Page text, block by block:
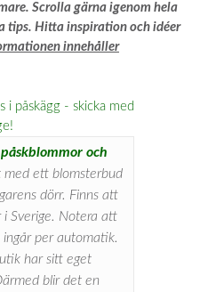
Scrolla gärna igenom hela
tips. Hitta inspiration och idéer
innehåller
och
med ett blomsterbud
dörr. Finns att
i Sverige. Notera att
ingår per automatik.
har sitt eget
blir det en